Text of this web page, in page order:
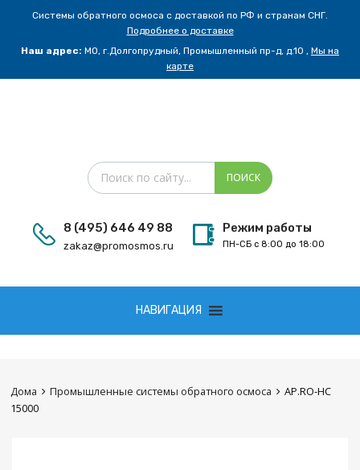
Системы обратного осмоса с доставкой по РФ и странам СНГ.
Подробнее о доставке
Наш адрес: МО, г.Долгопрудный, Промышленный пр-д, д.10 , Мы на
карте
Поиск товаров
ПОИСК
8 (495) 646 49 88
zakaz@promosmos.ru
Режим работы
ПН-СБ с 8:00 до 18:00
НАВИГАЦИЯ
Дома Промышленные системы обратного осмоса
AP.RO-HC
15000